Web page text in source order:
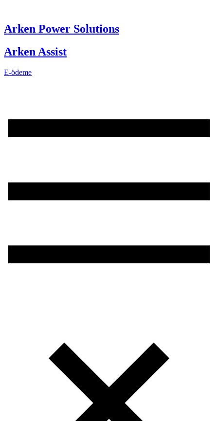
content
Arken Power Solutions
Arken Assist
E-ödeme